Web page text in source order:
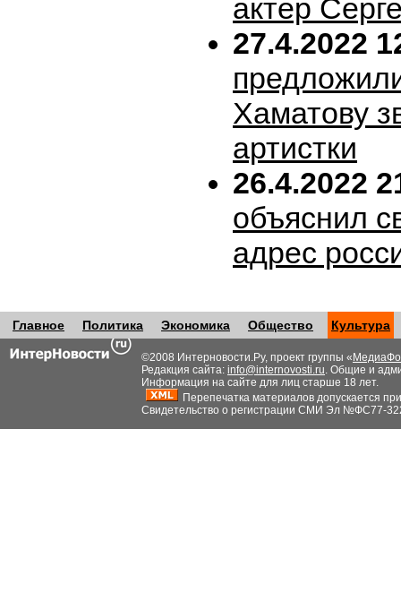
актер
27.4.2022
Хаматову
артистки
26.4.2022
объяснил
адрес
Главное Политика Экономика Общество Культура
©2008 Интерновости.Ру, проект группы «
Редакция сайта: info@internovosti.ru. Общие и
Информация на сайте для лиц старше 18 лет.
Перепечатка материалов допускается
Свидетельство о регистрации СМИ Эл №ФС77-